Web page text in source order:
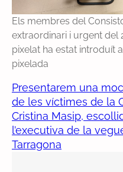
Els membres del
extraordinari i urgent del
pixelat ha estat introduít
pixelada
Presentarem una
de les víctimes de la
Cristina Masip,
l’executiva de la
Tarragona